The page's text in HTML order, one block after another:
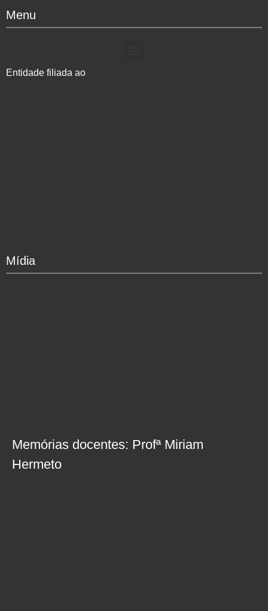
Menu
Entidade filiada ao
Mídia
Memórias docentes: Profª Miriam
Hermeto